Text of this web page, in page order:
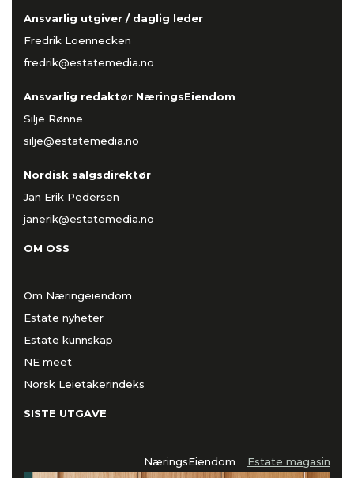
Ansvarlig utgiver / daglig leder
Fredrik Loennecken
fredrik@estatemedia.no
Ansvarlig redaktør NæringsEiendom
Silje Rønne
silje@estatemedia.no
Nordisk salgsdirektør
Jan Erik Pedersen
janerik@estatemedia.no
OM OSS
Om Næringeiendom
Estate nyheter
Estate kunnskap
NE meet
Norsk Leietakerindeks
SISTE UTGAVE
NæringsEiendom Estate magasin